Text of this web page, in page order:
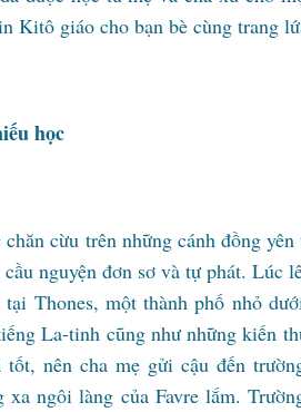
Kitô giáo cho bạn bè cùng trang
học
cừu trên những cánh đồng
nguyện đơn sơ và tự phát. Lúc
Thones, một thành phố nhỏ
La-tinh cũng như những kiến
nên cha mẹ gửi cậu đến
ngôi làng của Favre lắm.